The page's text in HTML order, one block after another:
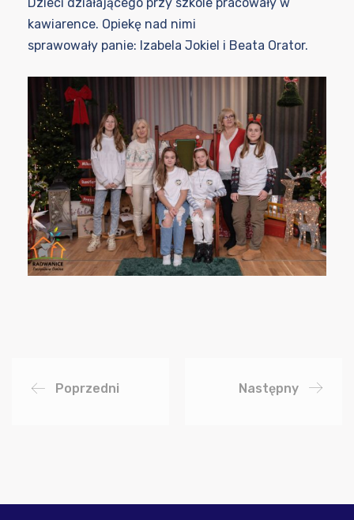
kawiarence. Opiekę nad nimi
sprawowały panie: Izabela Jokiel i Beata Orator.
Poprzedni Następny